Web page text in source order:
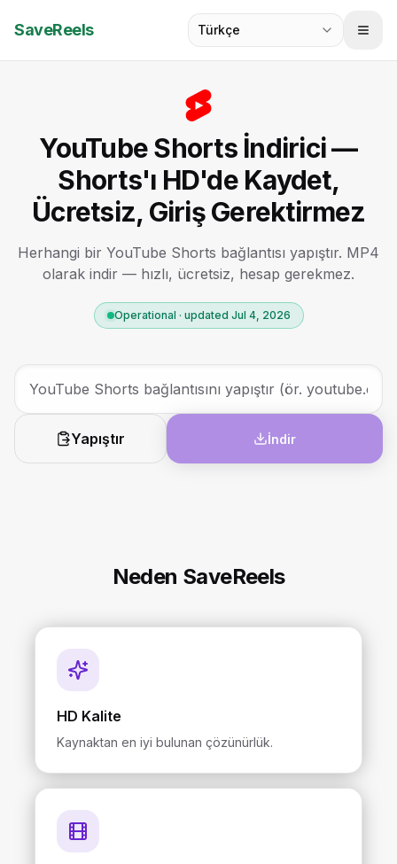
SaveReels Türkçe
YouTube Shorts İndirici —
Shorts'ı HD'de Kaydet,
Ücretsiz, Giriş Gerektirmez
Herhangi bir YouTube Shorts bağlantısı yapıştır. MP4
olarak indir — hızlı, ücretsiz, hesap gerekmez.
Operational · updated Jul 4, 2026
Yapıştır İndir
Neden SaveReels
HD Kalite
Kaynaktan en iyi bulunan çözünürlük.